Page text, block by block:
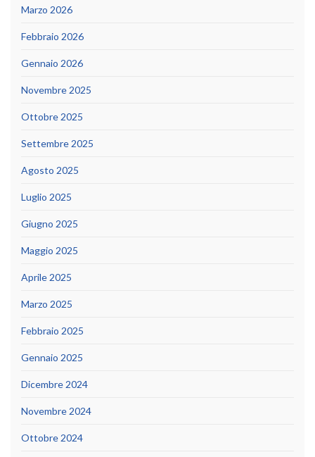
Marzo 2026
Febbraio 2026
Gennaio 2026
Novembre 2025
Ottobre 2025
Settembre 2025
Agosto 2025
Luglio 2025
Giugno 2025
Maggio 2025
Aprile 2025
Marzo 2025
Febbraio 2025
Gennaio 2025
Dicembre 2024
Novembre 2024
Ottobre 2024